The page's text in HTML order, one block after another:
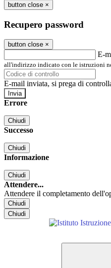
button close ×
Recupero password
button close ×
E-
all'indirizzo indicato con le istruzioni
E-mail inviata, si prega di
Errore
Chiudi
Successo
Chiudi
Informazione
Chiudi
Attendere...
Attendere il completamento
Chiudi
Chiudi